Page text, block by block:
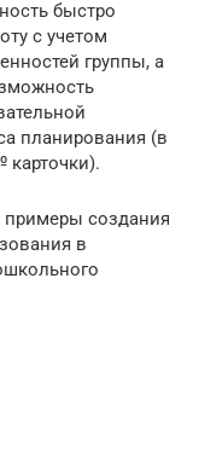
быстро
с учетом
группы, а
планирования (в
карточки).
создания
в